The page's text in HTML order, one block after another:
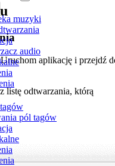
muzyki
audio
pól tagów
aplikację i przejdź
listę odtwarzania, którą